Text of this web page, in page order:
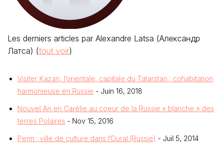
Les derniers articles par Alexandre Latsa (Александр
Латса) (tout voir)
Visiter Kazan, l’orientale, capitale du Tatarstan ; cohabitation
harmonieuse en Russie - Juin 16, 2018
Nouvel An en Carélie au coeur de la Russie « blanche » des
terres Polaires - Nov 15, 2016
Perm ; ville de culture dans l’Oural (Russie) - Juil 5, 2014